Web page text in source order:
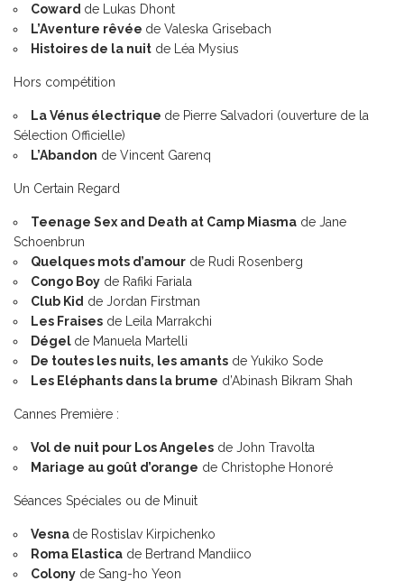
Coward de Lukas Dhont
L’Aventure rêvée de Valeska Grisebach
Histoires de la nuit de Léa Mysius
Hors compétition
La Vénus électrique de Pierre Salvadori (ouverture de la
Sélection Officielle)
L’Abandon de Vincent Garenq
Un Certain Regard
Teenage Sex and Death at Camp Miasma de Jane
Schoenbrun
Quelques mots d’amour de Rudi Rosenberg
Congo Boy de Rafiki Fariala
Club Kid de Jordan Firstman
Les Fraises de Leila Marrakchi
Dégel de Manuela Martelli
De toutes les nuits, les amants de Yukiko Sode
Les Eléphants dans la brume d’Abinash Bikram Shah
Cannes Première :
Vol de nuit pour Los Angeles de John Travolta
Mariage au goût d’orange de Christophe Honoré
Séances Spéciales ou de Minuit
Vesna de Rostislav Kirpichenko
Roma Elastica de Bertrand Mandiico
Colony de Sang-ho Yeon